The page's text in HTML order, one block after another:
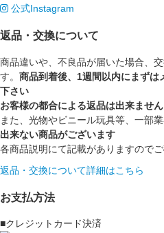
公式Instagram
返品・交換について
商品違いや、不良品が届いた場合、
す。 商品到着後、1週間以内にまず
下さい
お客様の都合による返品は出来ません
また、光物やビニール玩具等、一部
出来ない商品がございます
各商品説明にて記載がありますので
返品・交換について詳細はこちら
お支払方法
■クレジットカード決済